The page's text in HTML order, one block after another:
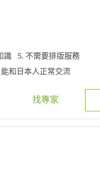
識
5. 不需要排版服務
和日本人正常交流
找專家